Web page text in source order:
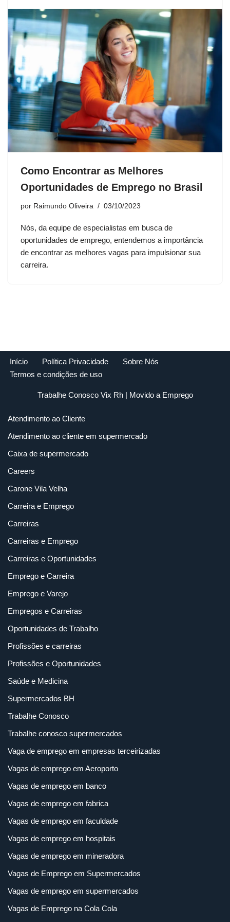
Como Encontrar as Melhores
Oportunidades de Emprego no Brasil
por Raimundo Oliveira 03/10/2023
Nós, da equipe de especialistas em busca de
oportunidades de emprego, entendemos a importância
de encontrar as melhores vagas para impulsionar sua
carreira.
Início Política Privacidade
Sobre Nós
Termos e condições de uso
Trabalhe Conosco Vix Rh| Movido a Emprego
Atendimento ao Cliente
Atendimento ao cliente em supermercado
Caixa de supermercado
Careers
Carone Vila Velha
Carreira e Emprego
Carreiras
Carreiras e Emprego
Carreiras e Oportunidades
Emprego e Carreira
Emprego e Varejo
Empregos e Carreiras
Oportunidades de Trabalho
Profissões e carreiras
Profissões e Oportunidades
Saúde e Medicina
Supermercados BH
Trabalhe Conosco
Trabalhe conosco supermercados
Vaga de emprego em empresas terceirizadas
Vagas de emprego em Aeroporto
Vagas de emprego em banco
Vagas de emprego em fabrica
Vagas de emprego em faculdade
Vagas de emprego em hospitais
Vagas de emprego em mineradora
Vagas de Emprego em Supermercados
Vagas de emprego em supermercados
Vagas de Emprego na Cola Cola